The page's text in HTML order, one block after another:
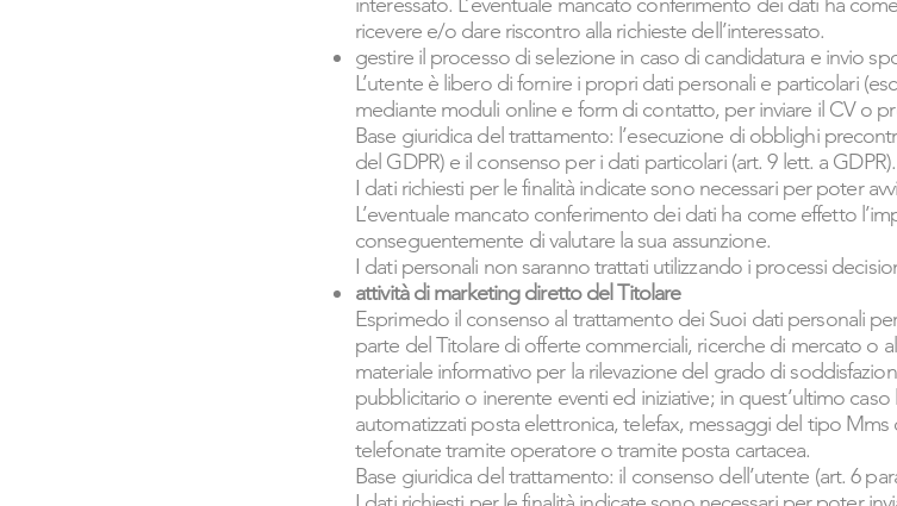
ricevere e/o dare riscontro alla richieste dell’interessato.
gestire il processo di selezione in caso di candidatura e invio
L’utente è libero di fornire i propri dati personali e particolari
mediante moduli online e form di contatto, per inviare il CV o
Base giuridica del trattamento: l’esecuzione di obblighi
del GDPR) e il consenso per i dati particolari (art. 9 lett. a GDPR).
I dati richiesti per le finalità indicate sono necessari per poter
L’eventuale mancato conferimento dei dati ha come effetto
conseguentemente di valutare la sua assunzione.
I dati personali non saranno trattati utilizzando i processi
attività di marketing diretto del Titolare
Esprimedo il consenso al trattamento dei Suoi dati personali
parte del Titolare di offerte commerciali, ricerche di mercato o
materiale informativo per la rilevazione del grado di
pubblicitario o inerente eventi ed iniziative; in quest’ultimo caso
automatizzati posta elettronica, telefax, messaggi del tipo
telefonate tramite operatore o tramite posta cartacea.
Base giuridica del trattamento: il consenso dell’utente (art. 6